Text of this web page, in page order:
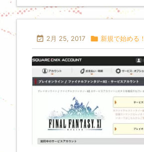
 2月 25, 2017  新規で始める！